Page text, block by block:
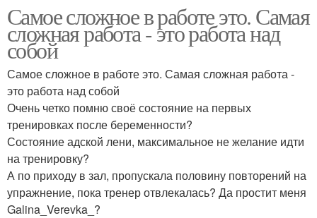
Самое сложное в работе это. Самая
сложная работа - это работа над
собой
Самое сложное в работе это. Самая сложная работа -
это работа над собой
Очень четко помню своё состояние на первых
тренировках после беременности?
Состояние адской лени, максимальное не желание идти
на тренировку?
А по приходу в зал, пропускала половину повторений на
упражнение, пока тренер отвлекалась? Да простит меня
Galina_Verevka_?